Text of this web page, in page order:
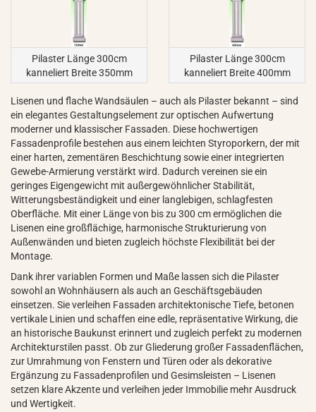
Pilaster Länge 300cm
kanneliert Breite 350mm
Pilaster Länge 300cm
kanneliert Breite 400mm
Lisenen und flache Wandsäulen – auch als Pilaster bekannt – sind
ein elegantes Gestaltungselement zur optischen Aufwertung
moderner und klassischer Fassaden. Diese hochwertigen
Fassadenprofile bestehen aus einem leichten Styroporkern, der mit
einer harten, zementären Beschichtung sowie einer integrierten
Gewebe-Armierung verstärkt wird. Dadurch vereinen sie ein
geringes Eigengewicht mit außergewöhnlicher Stabilität,
Witterungsbeständigkeit und einer langlebigen, schlagfesten
Oberfläche. Mit einer Länge von bis zu 300 cm ermöglichen die
Lisenen eine großflächige, harmonische Strukturierung von
Außenwänden und bieten zugleich höchste Flexibilität bei der
Montage.
Dank ihrer variablen Formen und Maße lassen sich die Pilaster
sowohl an Wohnhäusern als auch an Geschäftsgebäuden
einsetzen. Sie verleihen Fassaden architektonische Tiefe, betonen
vertikale Linien und schaffen eine edle, repräsentative Wirkung, die
an historische Baukunst erinnert und zugleich perfekt zu modernen
Architekturstilen passt. Ob zur Gliederung großer Fassadenflächen,
zur Umrahmung von Fenstern und Türen oder als dekorative
Ergänzung zu Fassadenprofilen und Gesimsleisten – Lisenen
setzen klare Akzente und verleihen jeder Immobilie mehr Ausdruck
und Wertigkeit.